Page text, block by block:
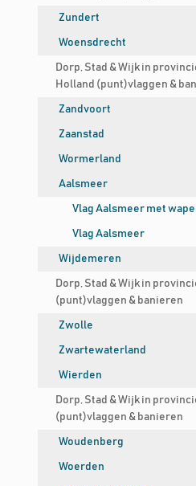
Zundert
Woensdrecht
Dorp, Stad & Wijk in
Holland (punt)vlaggen &
Zandvoort
Zaanstad
Wormerland
Aalsmeer
Vlag Aalsmeer met
Vlag Aalsmeer
Wijdemeren
Dorp, Stad & Wijk in
(punt)vlaggen & banieren
Zwolle
Zwartewaterland
Wierden
Dorp, Stad & Wijk in
(punt)vlaggen & banieren
Woudenberg
Woerden